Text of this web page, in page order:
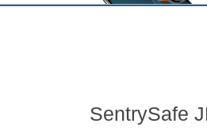
SentrySafe